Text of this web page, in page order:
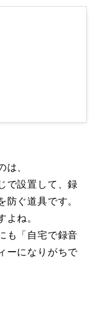
は、
で設置して、録
防ぐ道具です。
よね。
も「自宅で録音
ーになりがちで